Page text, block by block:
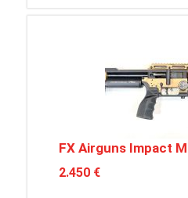
FX Airguns Impact
2.450 €